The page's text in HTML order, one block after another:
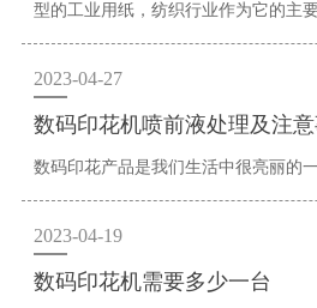
型的工业用纸，纺织行业作为它的主要
2023-04-27
数码印花机喷前液处理及注
数码印花产品是我们生活中很亮丽的
2023-04-19
数码印花机需要多少一台